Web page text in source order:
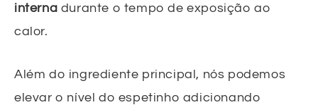
interna durante o tempo de exposição ao
calor.
Além do ingrediente principal, nós podemos
elevar o nível do espetinho adicionando